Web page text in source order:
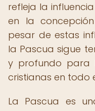
refleja la
en la
pesar de estas
la Pascua sigue
y profundo para
cristianas en todo
La Pascua es